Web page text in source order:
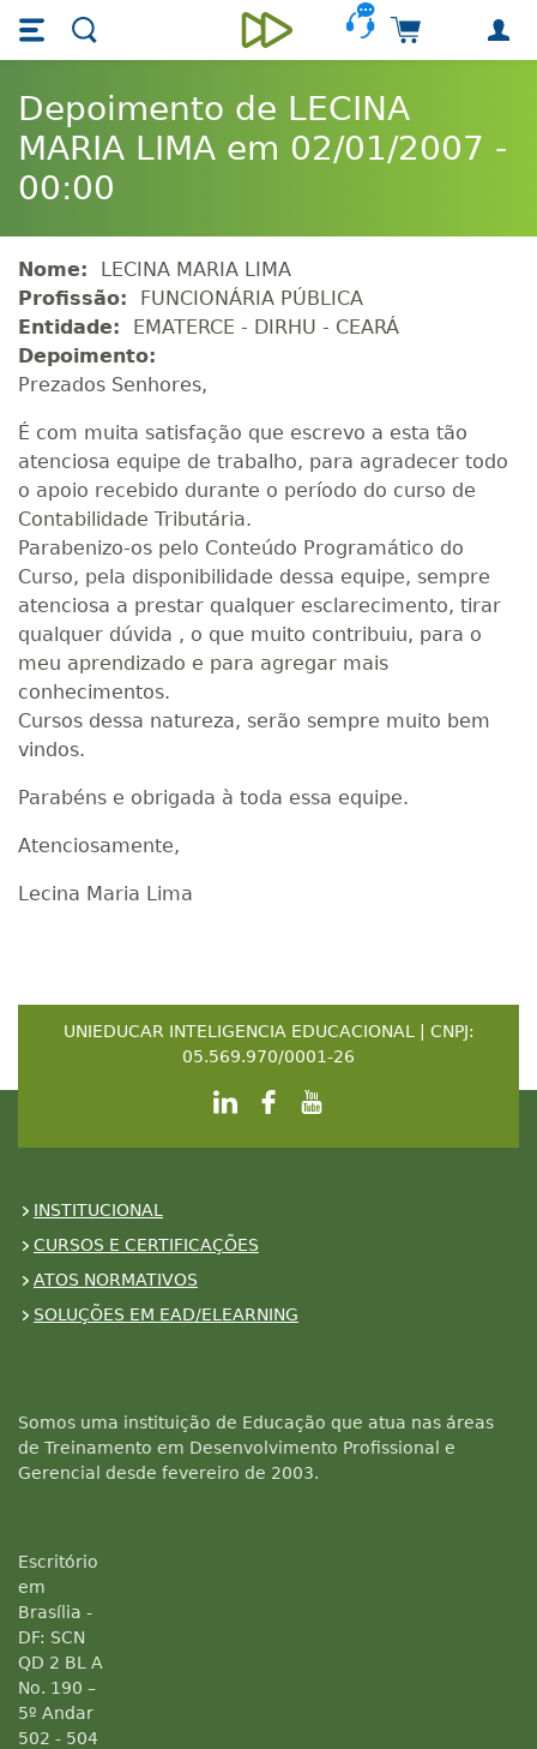
Skip main navigation
Skip to main content
Unieducar
Carrinho de
Depoimento de LECINA
MARIA LIMA em 02/01/2007 -
00:00
Nome:
LECINA MARIA LIMA
Profissão:
FUNCIONÁRIA PÚBLICA
Entidade:
EMATERCE - DIRHU - CEARÁ
Depoimento:
Prezados Senhores,
É com muita satisfação que escrevo a esta tão
atenciosa equipe de trabalho, para agradecer todo
o apoio recebido durante o período do curso de
Contabilidade Tributária.
Parabenizo-os pelo Conteúdo Programático do
Curso, pela disponibilidade dessa equipe, sempre
atenciosa a prestar qualquer esclarecimento, tirar
qualquer dúvida , o que muito contribuiu, para o
meu aprendizado e para agregar mais
conhecimentos.
Cursos dessa natureza, serão sempre muito bem
vindos.
Parabéns e obrigada à toda essa equipe.
Atenciosamente,
Lecina Maria Lima
UNIEDUCAR INTELIGENCIA EDUCACIONAL | CNPJ:
05.569.970/0001-26
INSTITUCIONAL
CURSOS E CERTIFICAÇÕES
ATOS NORMATIVOS
SOLUÇÕES EM EAD/ELEARNING
Somos uma instituição de Educação que atua nas áreas
de Treinamento em Desenvolvimento Profissional e
Gerencial desde fevereiro de 2003.
Escritório
em
Brasília -
DF: SCN
QD 2 BL A
No. 190 –
5º Andar
502 - 504